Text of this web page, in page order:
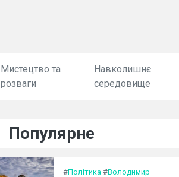
Мистецтво та
розваги
Навколишнє
середовище
Популярне
#Політика #Володимир